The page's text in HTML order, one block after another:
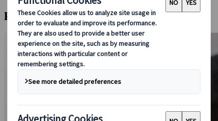
Privé Osaka Okonomiyaki Masterclass